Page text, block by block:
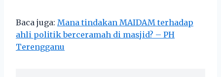
Baca juga: Mana tindakan MAIDAM terhadap
ahli politik berceramah di masjid? – PH
Terengganu